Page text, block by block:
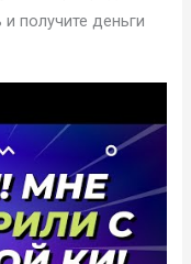
получите деньги